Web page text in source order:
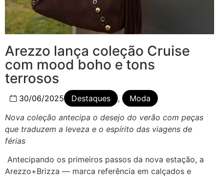
Arezzo lança coleção Cruise
com mood boho e tons
terrosos
30/06/2025 Destaques ,
Moda
Nova coleção antecipa o desejo do verão com peças
que traduzem a leveza e o espírito das viagens de
férias
Antecipando os primeiros passos da nova estação, a
Arezzo+Brizza — marca referência em calçados e